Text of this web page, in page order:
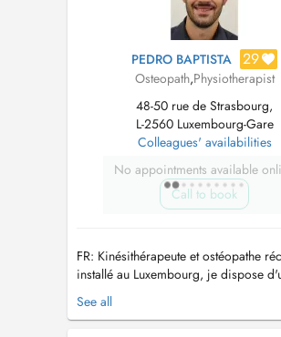
PEDRO BAPTISTA 29
Osteopath,Physiotherapist
48-50 rue de Strasbourg,
L-2560 Luxembourg-Gare
Colleagues' availabilities
No appointments available
Call to book
FR: Kinésithérapeute et ostéopathe
installé au Luxembourg, je dispose
expérience acquise dans différents
Je propose une prise en charge
See all